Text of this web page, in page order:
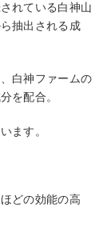
れている白神山
抽出される成
白神ファームの
を配合。
ます。
どの効能の高